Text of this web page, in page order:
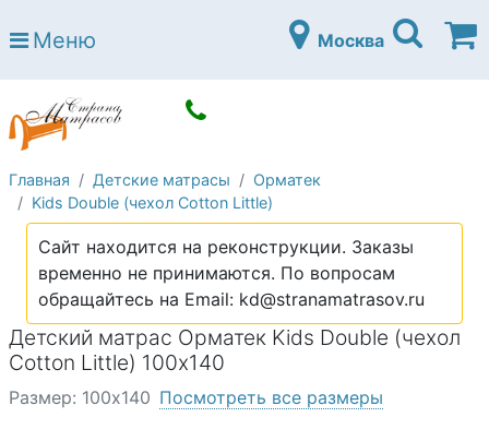
Страна матрасов
Open submenu (Матрасы)
Open submenu (Кровати)
Кровати
Open submenu (Аксессуары)
Open submenu (Диваны)
Диваны
Open submenu (Постельное белье)
Постельное белье
Open submenu (Мебель)
Мебель
Open submenu (Основания)
Основания
Open submenu (Детские матрасы)
Детские матрасы
Open submenu (Детские кровати)
Детские кровати
Меню Москва
Главная Детские матрасы
Орматек
Kids Double (чехол Cotton Little)
Сайт находится на реконструкции. Заказы
временно не принимаются. По вопросам
обращайтесь на Email: kd@stranamatrasov.ru
Детский матрас Орматек Kids Double (чехол
Cotton Little) 100х140
Размер: 100х140 Посмотреть все размеры